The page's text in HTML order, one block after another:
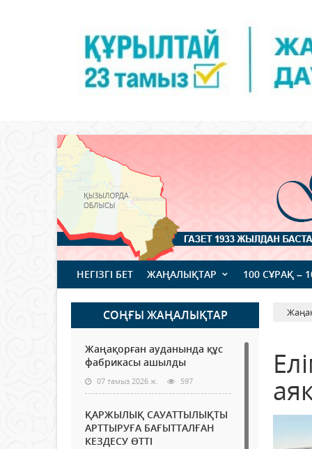
НЕГІЗГІ БЕТ ЖАҢАЛЫҚТАР 100 СҰРАҚ –
СОҢҒЫ ЖАҢАЛЫҚТАР
Жаңақорған ауданында құс
фабрикасы ашылды
07 тамыз 2026 ж. 597
ҚАРЖЫЛЫҚ САУАТТЫЛЫҚТЫ
АРТТЫРУҒА БАҒЫТТАЛҒАН
КЕЗДЕСУ ӨТТІ